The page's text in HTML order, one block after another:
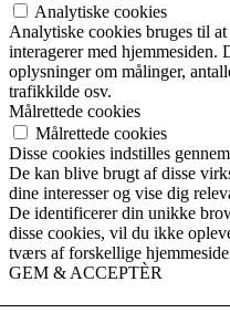
Analytiske cookies
Analytiske cookies bruges til
interagerer med hjemmesiden.
oplysninger om målinger,
trafikkilde osv.
Målrettede cookies
Målrettede cookies
Disse cookies indstilles
De kan blive brugt af disse
dine interesser og vise dig
De identificerer din unikke
disse cookies, vil du ikke
tværs af forskellige
GEM & ACCEPTÈR